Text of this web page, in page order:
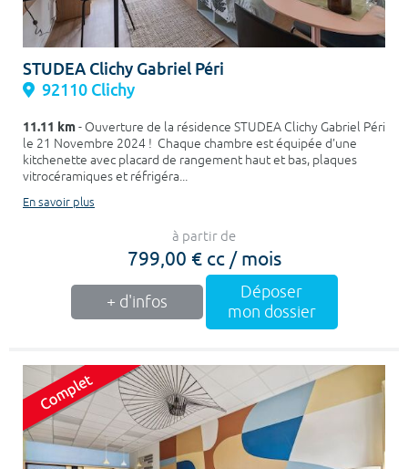
STUDEA Clichy Gabriel Péri
92110 Clichy
11.11 km- Ouverture de la résidence STUDEA Clichy Gabriel Péri
le 21 Novembre 2024 ! Chaque chambre est équipée d'une
kitchenette avec placard de rangement haut et bas, plaques
vitrocéramiques et réfrigéra...
En savoir plus
à partir de
799,00 € cc / mois
+ d'infos
Déposer
mon dossier